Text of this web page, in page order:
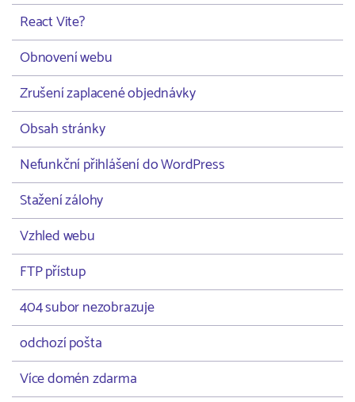
React Vite?
Obnovení webu
Zrušení zaplacené objednávky
Obsah stránky
Nefunkční přihlášení do WordPress
Stažení zálohy
Vzhled webu
FTP přístup
404 subor nezobrazuje
odchozí pošta
Více domén zdarma